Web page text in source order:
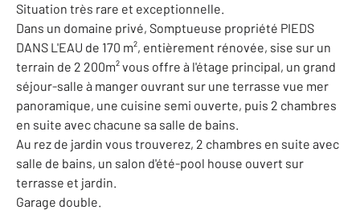
Situation très rare et exceptionnelle.
Dans un domaine privé, Somptueuse propriété PIEDS
DANS L'EAU de 170 m², entièrement rénovée, sise sur un
terrain de 2 200m² vous offre à l'étage principal, un grand
séjour-salle à manger ouvrant sur une terrasse vue mer
panoramique, une cuisine semi ouverte, puis 2 chambres
en suite avec chacune sa salle de bains.
Au rez de jardin vous trouverez, 2 chambres en suite avec
salle de bains, un salon d'été-pool house ouvert sur
terrasse et jardin.
Garage double.